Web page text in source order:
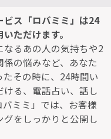
ビス「ロバミミ」は24
ただけます。
なるあの人の気持ちや2
の悩みなど、あなた
その時に、24時間い
る、電話占い、話し
ミミ」では、お客様
をしっかりと公開し